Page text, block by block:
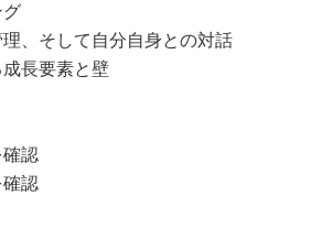
グ
理、そして自分自身との対話
成長要素と壁
確認
確認